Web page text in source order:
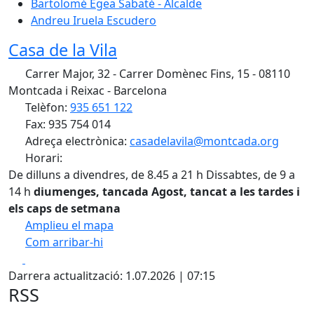
Bartolomé Egea Sabaté - Alcalde
Andreu Iruela Escudero
Casa de la Vila
Carrer Major, 32 - Carrer Domènec Fins, 15 - 08110
Montcada i Reixac - Barcelona
Telèfon: 935 651 122
Fax: 935 754 014
Adreça electrònica: casadelavila@montcada.org
Horari:
De dilluns a divendres, de 8.45 a 21 h Dissabtes, de 9 a
14 h diumenges, tancada Agost, tancat a les tardes i
els caps de setmana
Amplieu el mapa
Com arribar-hi
+
−
Darrera actualització: 1.07.2026 | 07:15
RSS